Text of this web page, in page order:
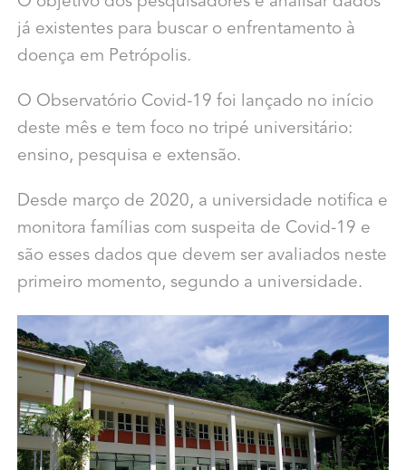
já existentes para buscar o enfrentamento à
doença em Petrópolis.
O Observatório Covid-19 foi lançado no início
deste mês e tem foco no tripé universitário:
ensino, pesquisa e extensão.
Desde março de 2020, a universidade notifica e
monitora famílias com suspeita de Covid-19 e
são esses dados que devem ser avaliados neste
primeiro momento, segundo a universidade.